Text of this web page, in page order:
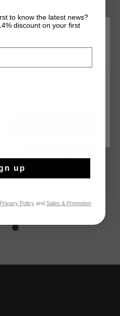
GEFALLEN
Fearia
UND IHRE SPRACHE
to know the latest news?
discount on your first
up
Privacy Policy and Sales & Promotion